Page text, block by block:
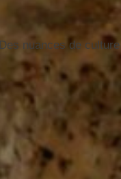
Des nuances de